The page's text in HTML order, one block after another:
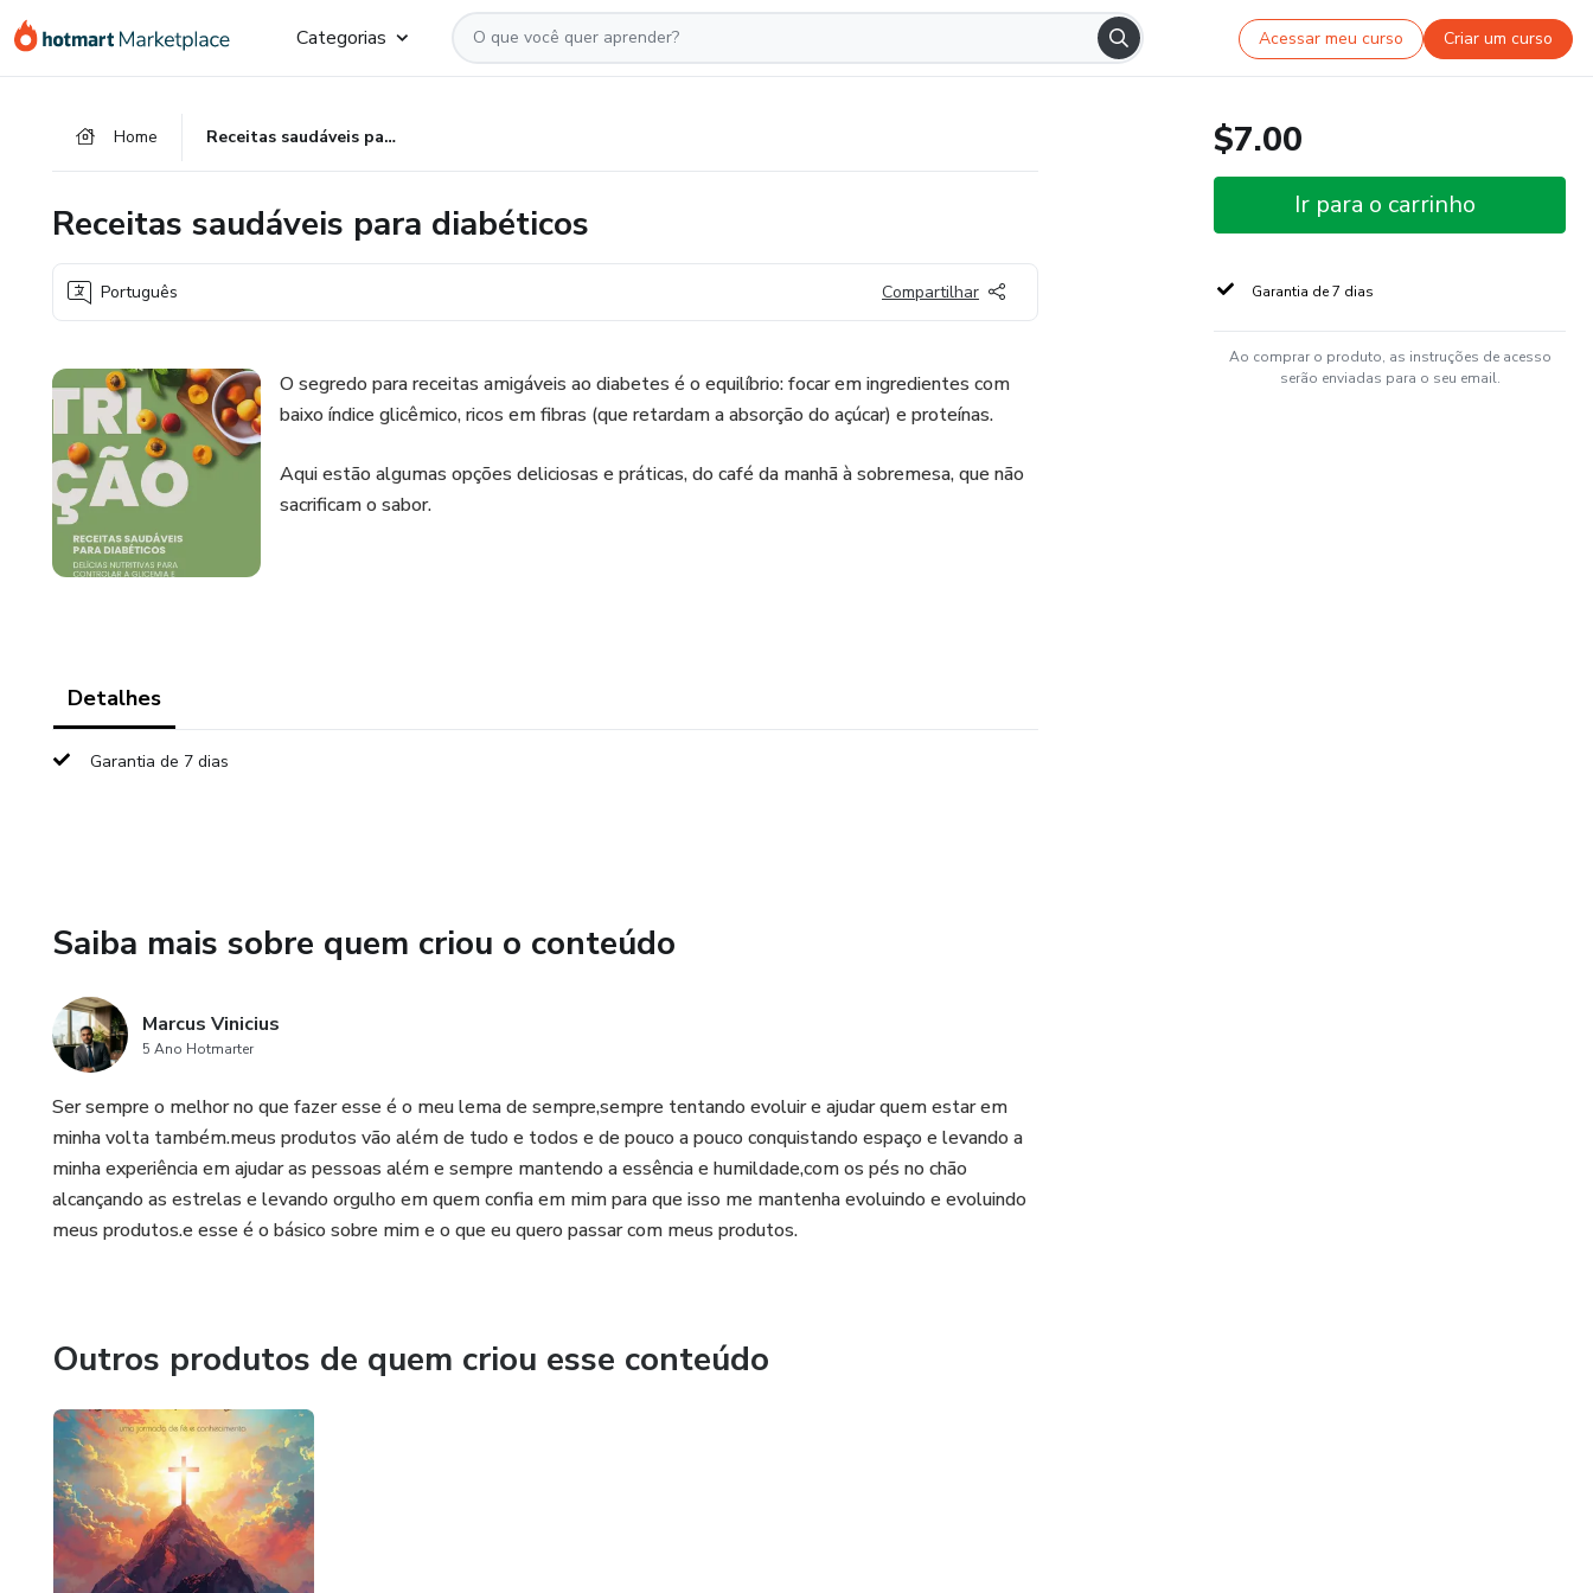
para
para
para
Categorias Acessar meu curso Criar um curso
Home Receitas saudáveis para diabéticos
Receitas saudáveis para diabéticos
Português Compartilhar
O segredo para receitas amigáveis ao diabetes é o equilíbrio: focar em ingredientes com
baixo índice glicêmico, ricos em fibras (que retardam a absorção do açúcar) e proteínas.
Aqui estão algumas opções deliciosas e práticas, do café da manhã à sobremesa, que não
sacrificam o sabor.
Detalhes
Garantia de 7 dias
Saiba mais sobre quem criou o conteúdo
Marcus Vinicius
5 Ano Hotmarter
Ser sempre o melhor no que fazer esse é o meu lema de sempre,sempre tentando evoluir e ajudar quem estar em
minha volta também.meus produtos vão além de tudo e todos e de pouco a pouco conquistando espaço e levando a
minha experiência em ajudar as pessoas além e sempre mantendo a essência e humildade,com os pés no chão
alcançando as estrelas e levando orgulho em quem confia em mim para que isso me mantenha evoluindo e evoluindo
meus produtos.e esse é o básico sobre mim e o que eu quero passar com meus produtos.
Outros produtos de quem criou esse conteúdo
$7.00
Ir para o carrinho
Garantia de 7 dias
Ao comprar o produto, as instruções de acesso
serão enviadas para o seu email.